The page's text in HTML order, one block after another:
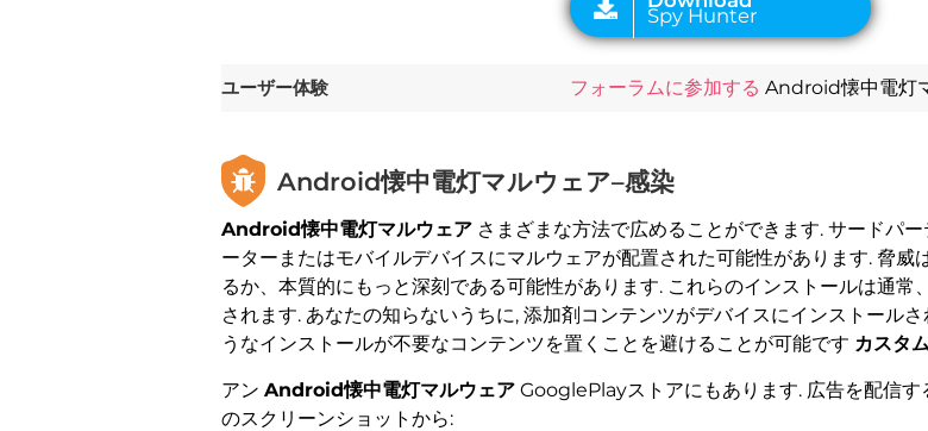
ユーザー体験 フォーラムに参加する Android懐中電灯
Android懐中電灯マルウェア–感染
Android懐中電灯マルウェア さまざまな方法で広めることができます. サードパ
ーターまたはモバイルデバイスにマルウェアが配置された可能性があります. 脅
るか、本質的にもっと深刻である可能性があります. これらのインストールは通
されます. あなたの知らないうちに, 添加剤コンテンツがデバイスにインストール
うなインストールが不要なコンテンツを置くことを避けることが可能です カスタ
アン Android懐中電灯マルウェア GooglePlayストアにもあります. 広告を配信
のスクリーンショットから: